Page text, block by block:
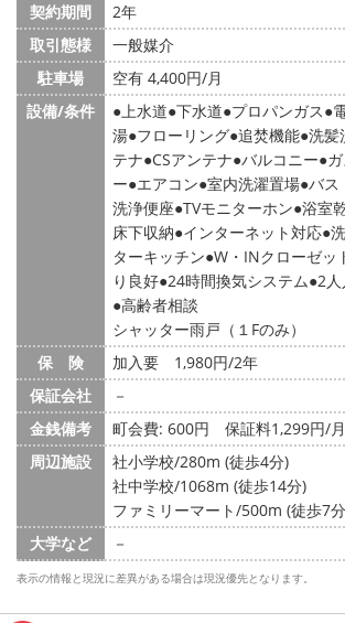
契約期間
2年
取引態様
一般媒介
駐車場
空有 4,400円/月
設備/条件
上水道 下水道 プロパンガス
湯 フローリング 追焚機能 洗髪
テナ CSアンテナ バルコニー
ー エアコン 室内洗濯置場 バス
洗浄便座 TVモニターホン 浴室
床下収納 インターネット対応
ターキッチン W・INクローゼッ
り良好 24時間換気システム 2
高齢者相談
シャッター雨戸（１Fのみ）
保 険
加入要 1,980円/2年
保証会社
－
金銭備考
町会費: 600円
保証料1,299円/月
周辺施設
社小学校/280m (徒歩4分)
社中学校/1068m (徒歩14分)
ファミリーマート/500m (徒歩7
大学など
－
表示の情報と現況に差異がある場合は現況優先となります。